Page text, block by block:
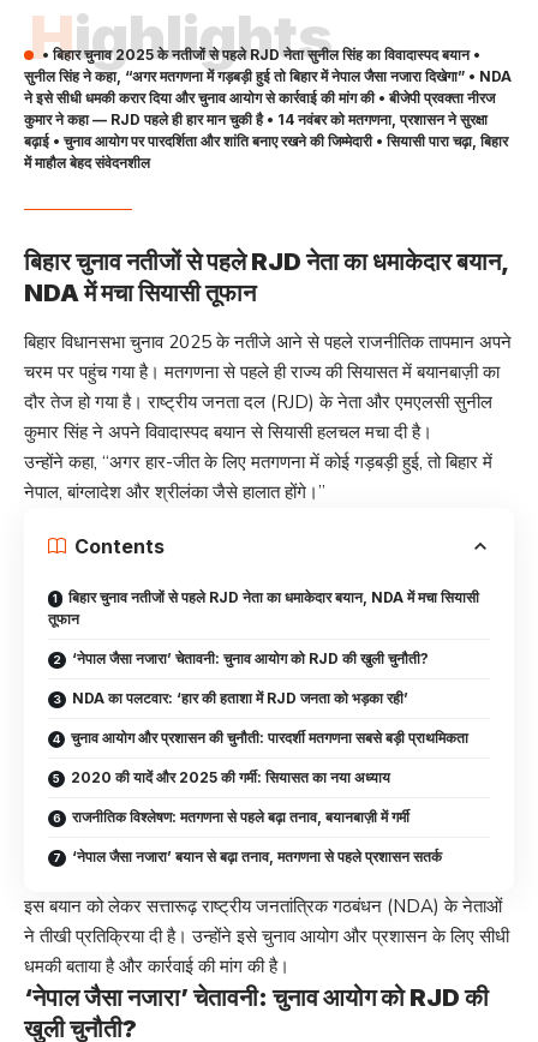
Highlights
• बिहार चुनाव 2025 के नतीजों से पहले RJD नेता सुनील सिंह का विवादास्पद बयान •
सुनील सिंह ने कहा, “अगर मतगणना में गड़बड़ी हुई तो बिहार में नेपाल जैसा नजारा दिखेगा” • NDA
ने इसे सीधी धमकी करार दिया और चुनाव आयोग से कार्रवाई की मांग की • बीजेपी प्रवक्ता नीरज
कुमार ने कहा — RJD पहले ही हार मान चुकी है • 14 नवंबर को मतगणना, प्रशासन ने सुरक्षा
बढ़ाई • चुनाव आयोग पर पारदर्शिता और शांति बनाए रखने की जिम्मेदारी • सियासी पारा चढ़ा, बिहार
में माहौल बेहद संवेदनशील
बिहार चुनाव नतीजों से पहले RJD नेता का धमाकेदार बयान,
NDA में मचा सियासी तूफान
बिहार विधानसभा चुनाव 2025 के नतीजे आने से पहले राजनीतिक तापमान अपने
चरम पर पहुंच गया है। मतगणना से पहले ही राज्य की सियासत में बयानबाज़ी का
दौर तेज हो गया है। राष्ट्रीय जनता दल (RJD) के नेता और एमएलसी सुनील
कुमार सिंह ने अपने विवादास्पद बयान से सियासी हलचल मचा दी है।
उन्होंने कहा, “अगर हार-जीत के लिए मतगणना में कोई गड़बड़ी हुई, तो बिहार में
नेपाल, बांग्लादेश और श्रीलंका जैसे हालात होंगे।”
Contents
बिहार चुनाव नतीजों से पहले RJD नेता का धमाकेदार बयान, NDA में मचा सियासी
तूफान
‘नेपाल जैसा नजारा’ चेतावनी: चुनाव आयोग को RJD की खुली चुनौती?
NDA का पलटवार: ‘हार की हताशा में RJD जनता को भड़का रही’
चुनाव आयोग और प्रशासन की चुनौती: पारदर्शी मतगणना सबसे बड़ी प्राथमिकता
2020 की यादें और 2025 की गर्मी: सियासत का नया अध्याय
राजनीतिक विश्लेषण: मतगणना से पहले बढ़ा तनाव, बयानबाज़ी में गर्मी
‘नेपाल जैसा नजारा’ बयान से बढ़ा तनाव, मतगणना से पहले प्रशासन सतर्क
इस बयान को लेकर सत्तारूढ़ राष्ट्रीय जनतांत्रिक गठबंधन (NDA) के नेताओं
ने तीखी प्रतिक्रिया दी है। उन्होंने इसे चुनाव आयोग और प्रशासन के लिए सीधी
धमकी बताया है और कार्रवाई की मांग की है।
‘नेपाल जैसा नजारा’ चेतावनी: चुनाव आयोग को RJD की
खुली चुनौती?